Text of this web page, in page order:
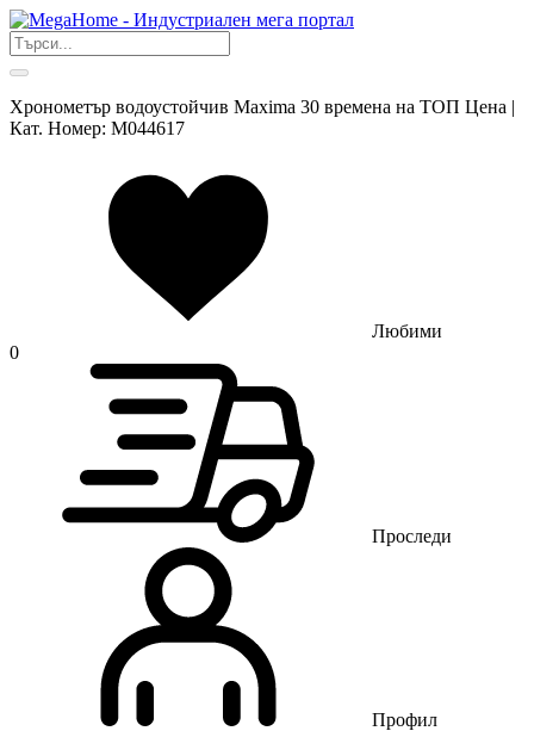
Хронометър водоустойчив Maxima 30 времена на ТОП Цена |
Кат. Номер: M044617
Любими
0
Проследи
Профил